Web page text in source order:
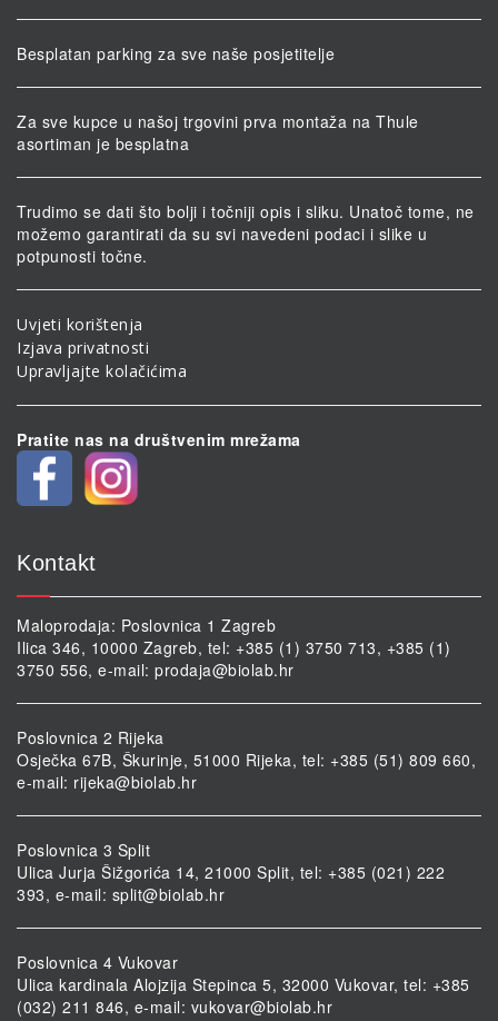
Besplatan parking za sve naše posjetitelje
Za sve kupce u našoj trgovini prva montaža na Thule
asortiman je besplatna
Trudimo se dati što bolji i točniji opis i sliku. Unatoč tome, ne
možemo garantirati da su svi navedeni podaci i slike u
potpunosti točne.
Uvjeti korištenja
Izjava privatnosti
Upravljajte kolačićima
Pratite nas na društvenim mrežama
Kontakt
Maloprodaja: Poslovnica 1 Zagreb
Ilica 346, 10000 Zagreb, tel: +385 (1) 3750 713, +385 (1)
3750 556, e-mail: prodaja@biolab.hr
Poslovnica 2 Rijeka
Osječka 67B, Škurinje, 51000 Rijeka, tel: +385 (51) 809 660,
e-mail: rijeka@biolab.hr
Poslovnica 3 Split
Ulica Jurja Šižgorića 14, 21000 Split, tel: +385 (021) 222
393, e-mail: split@biolab.hr
Poslovnica 4 Vukovar
Ulica kardinala Alojzija Stepinca 5, 32000 Vukovar, tel: +385
(032) 211 846, e-mail: vukovar@biolab.hr